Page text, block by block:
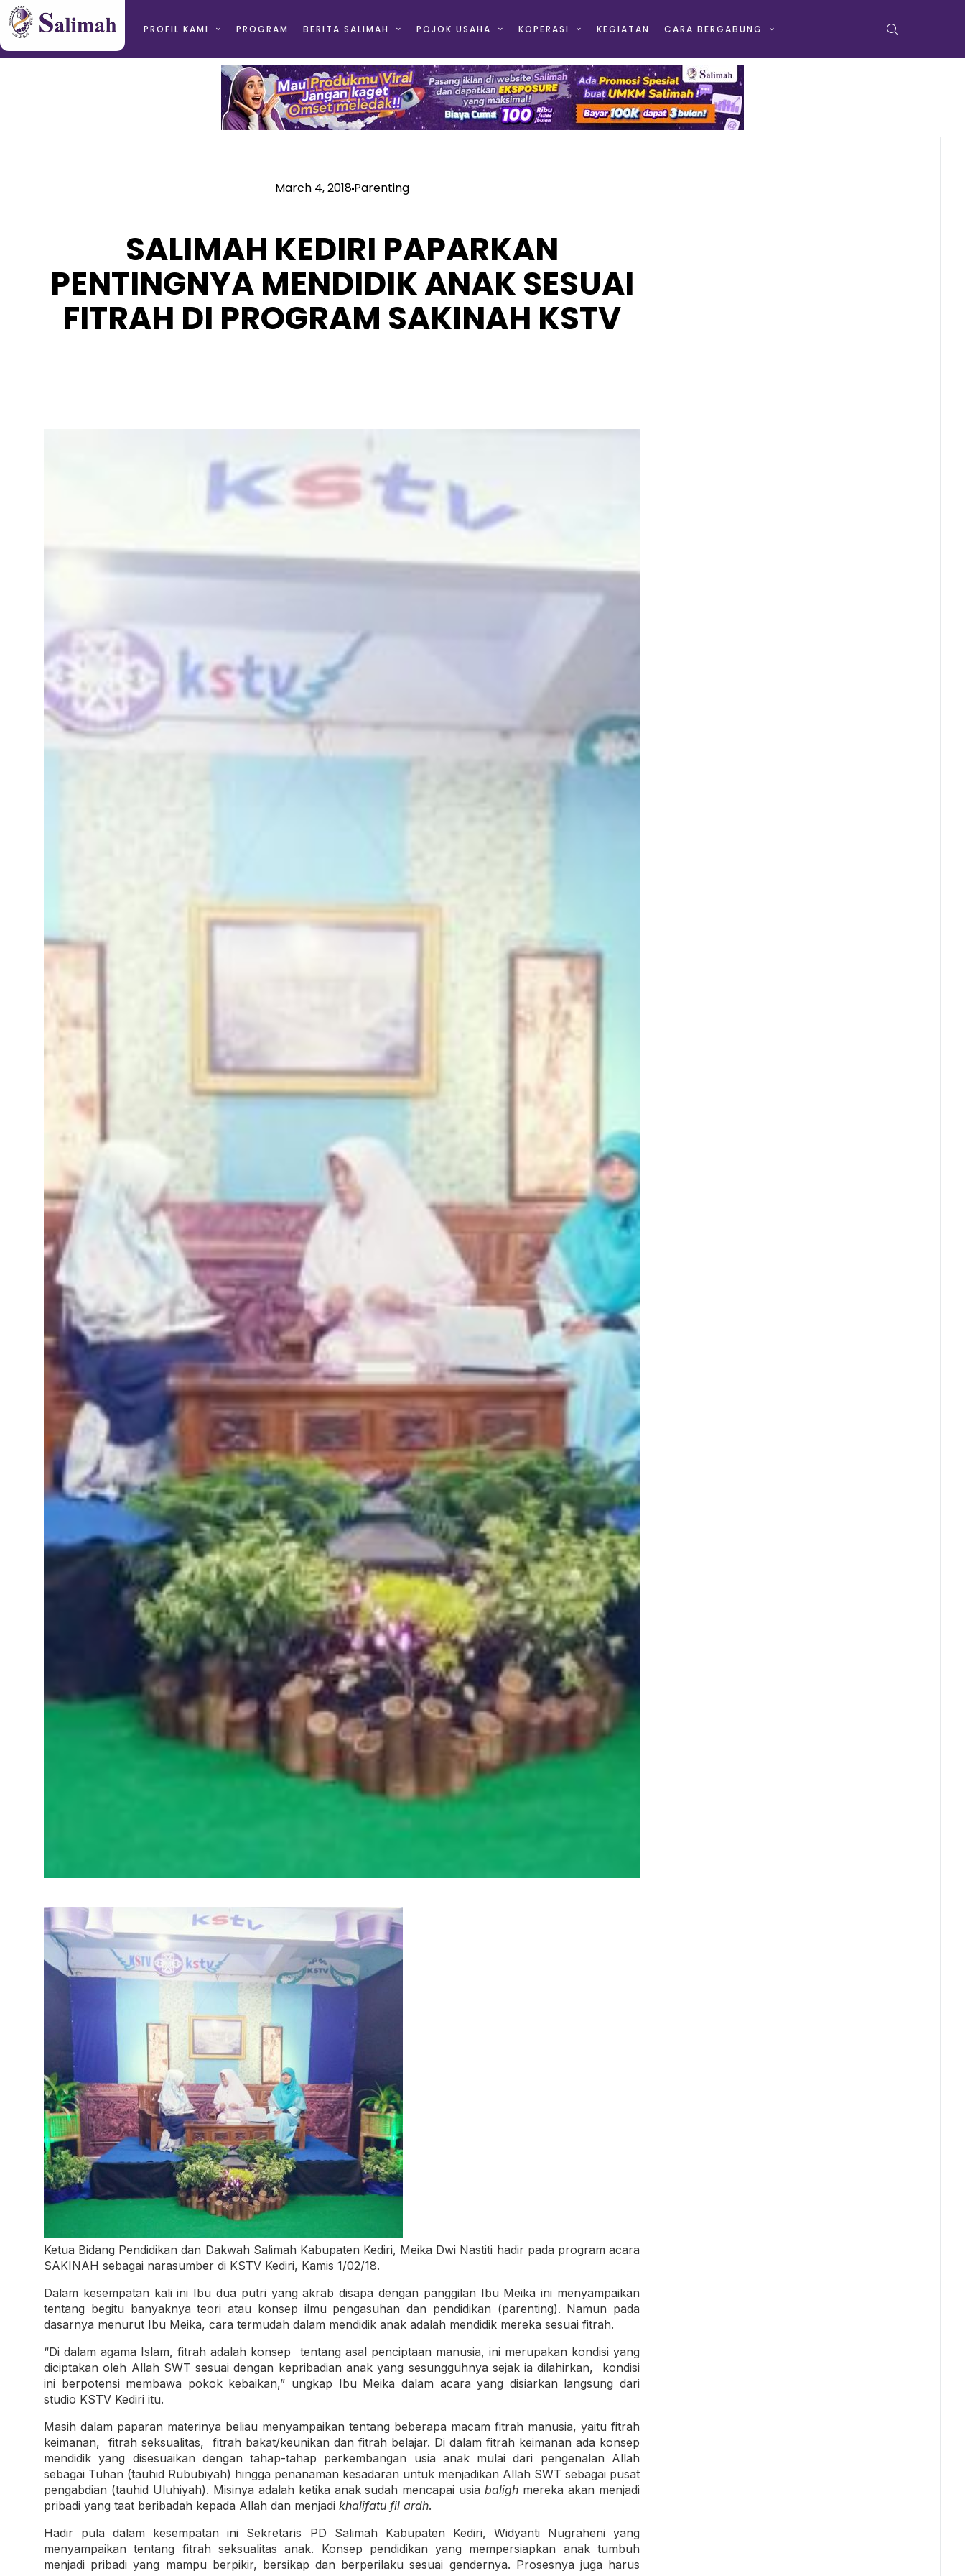
PROFIL KAMI PROGRAM BERITA SALIMAH POJOK USAHA KOPERASI KEGIATAN CARA BERGABUNG
March 4, 2018Parenting
SALIMAH KEDIRI PAPARKAN
PENTINGNYA MENDIDIK ANAK SESUAI
FITRAH DI PROGRAM SAKINAH KSTV
Ketua Bidang Pendidikan dan Dakwah Salimah Kabupaten Kediri, Meika Dwi Nastiti hadir pada program acara
SAKINAH sebagai narasumber di KSTV Kediri, Kamis 1/02/18.
Dalam kesempatan kali ini Ibu dua putri yang akrab disapa dengan panggilan Ibu Meika ini menyampaikan
tentang begitu banyaknya teori atau konsep ilmu pengasuhan dan pendidikan (parenting). Namun pada
dasarnya menurut Ibu Meika, cara termudah dalam mendidik anak adalah mendidik mereka sesuai fitrah.
“Di dalam agama Islam, fitrah adalah konsep tentang asal penciptaan manusia, ini merupakan kondisi yang
diciptakan oleh Allah SWT sesuai dengan kepribadian anak yang sesungguhnya sejak ia dilahirkan, kondisi
ini berpotensi membawa pokok kebaikan,” ungkap Ibu Meika dalam acara yang disiarkan langsung dari
studio KSTV Kediri itu.
Masih dalam paparan materinya beliau menyampaikan tentang beberapa macam fitrah manusia, yaitu fitrah
keimanan, fitrah seksualitas, fitrah bakat/keunikan dan fitrah belajar. Di dalam fitrah keimanan ada konsep
mendidik yang disesuaikan dengan tahap-tahap perkembangan usia anak mulai dari pengenalan Allah
sebagai Tuhan (tauhid Rububiyah) hingga penanaman kesadaran untuk menjadikan Allah SWT sebagai pusat
pengabdian (tauhid Uluhiyah). Misinya adalah ketika anak sudah mencapai usiabaligh mereka akan menjadi
pribadi yang taat beribadah kepada Allah dan menjadi khalifatu fil ardh.
Hadir pula dalam kesempatan ini Sekretaris PD Salimah Kabupaten Kediri, Widyanti Nugraheni yang
menyampaikan tentang fitrah seksualitas anak. Konsep pendidikan yang mempersiapkan anak tumbuh
menjadi pribadi yang mampu berpikir, bersikap dan berperilaku sesuai gendernya. Prosesnya juga harus